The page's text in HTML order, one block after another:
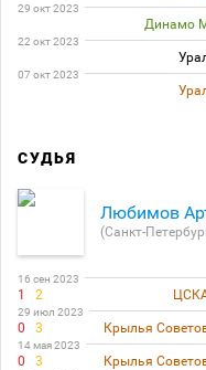
29 окт 2023
Динамо
22 окт 2023
07 окт 2023
СУДЬЯ
Любимов
(Санкт-
16 сен 2023
1 2
29 июл 2023
0 3 Крылья
14 мая 2023
0 3 Крылья